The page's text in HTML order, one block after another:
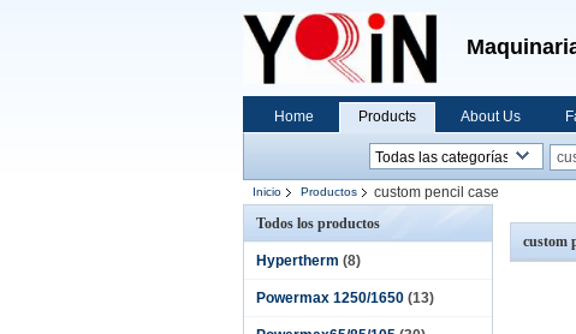
Home Products About Us
Inicio Productos
custom pencil case
Todos los productos
Hypertherm (8)
Powermax 1250/1650 (13)
custom